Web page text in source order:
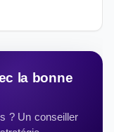
la bonne
? Un conseiller